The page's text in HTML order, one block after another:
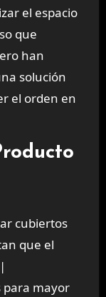
el espacio
que
han
solución
el orden en
cubiertos
que el
para mayor